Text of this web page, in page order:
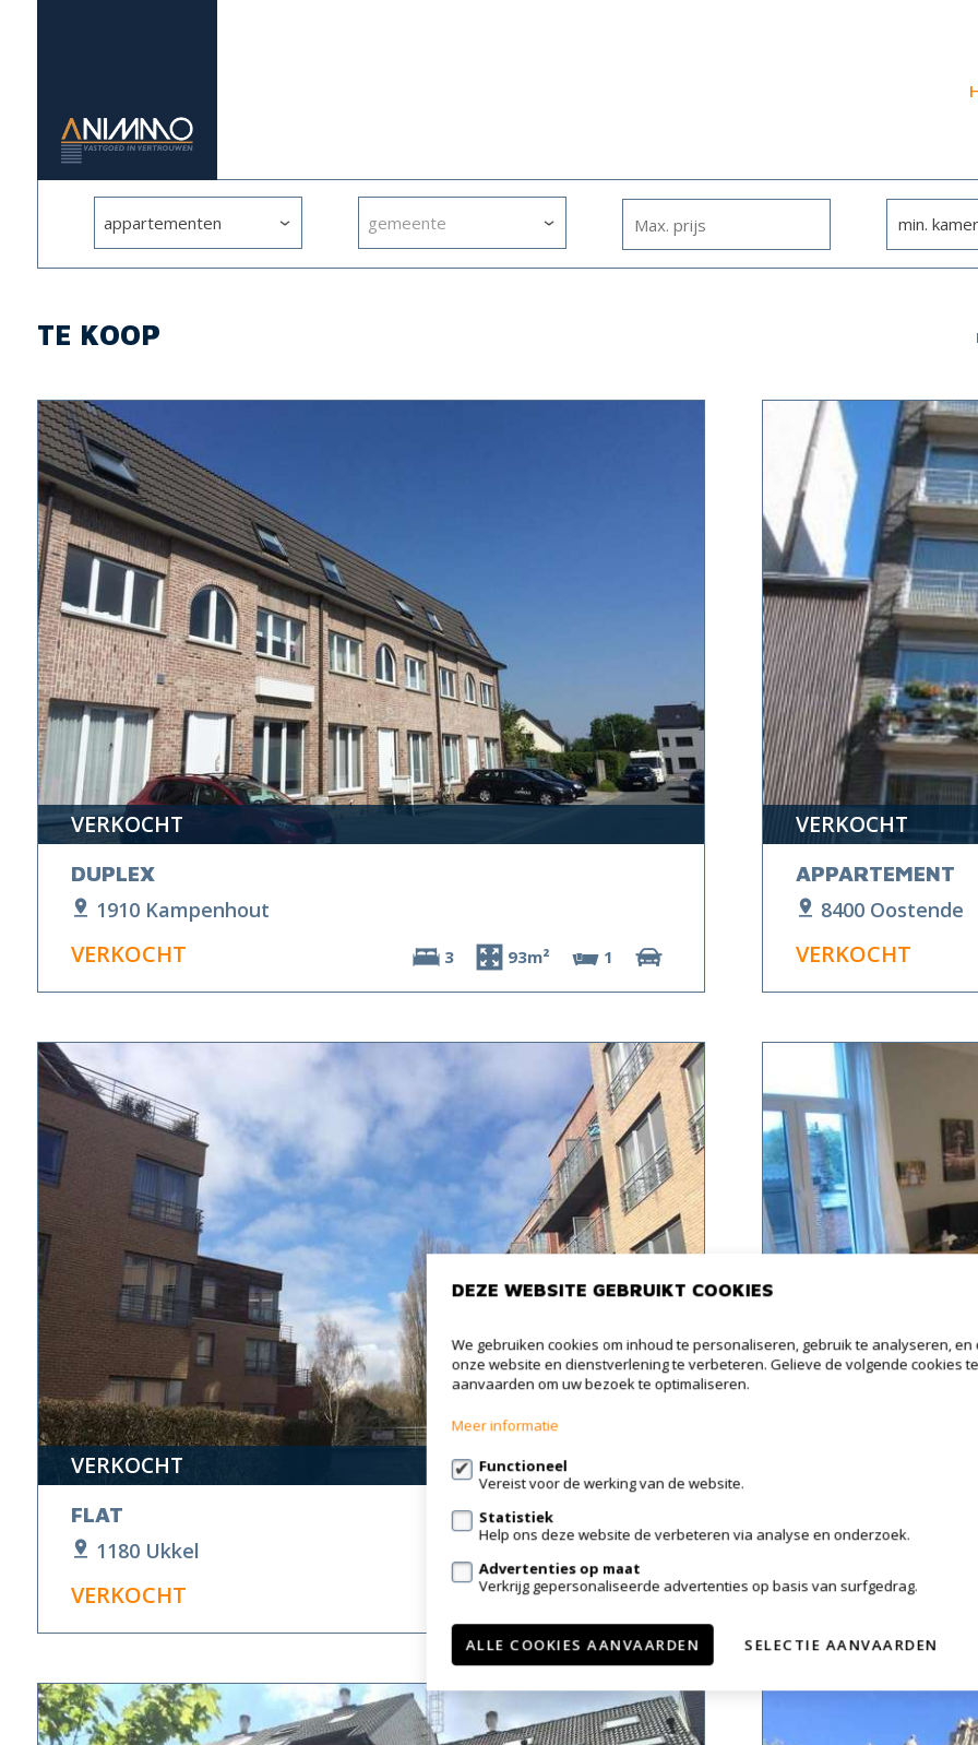
appartementen gemeente
TE KOOP
VERKOCHT
DUPLEX
1910 Kampenhout
VERKOCHT 3 93m² 1
VERKOCHT
APPARTEMENT
8400 Oostende
VERKOCHT
VERKOCHT
FLAT
1180 Ukkel
VERKOCHT 1 37m² 1 VERKOCHT
DEZE WEBSITE GEBRUIKT COOKIES
We gebruiken cookies om inhoud te personaliseren, gebruik te analyseren, en
onze website en dienstverlening te verbeteren. Gelieve de volgende cookies te
aanvaarden om uw bezoek te optimaliseren.
Meer informatie
Functioneel
Vereist voor de werking van de website.
Statistiek
Help ons deze website de verbeteren via analyse en onderzoek.
Advertenties op maat
Verkrijg gepersonaliseerde advertenties op basis van surfgedrag.
ALLE COOKIES AANVAARDEN SELECTIE AANVAARDEN